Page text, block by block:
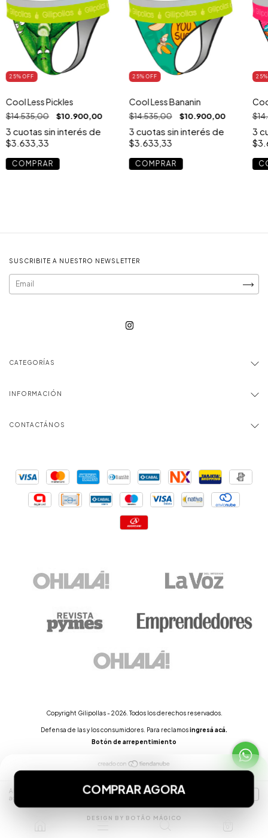
Al navegar por este sitio aceptás el uso de cookiespara
agilizar tu experiencia de compra.
25% OFF
Cool Less Pickles
$14.535,00 $10.900,00
3 cuotas sin interés de
$3.633,33
COMPRAR
25% OFF
Cool Less Bananin
$14.535,00 $10.900,00
3 cuotas sin interés de
$3.633,33
COMPRAR
25
3
SUSCRIBITE A NUESTRO NEWSLETTER
CATEGORÍAS
INFORMACIÓN
CONTACTÁNOS
Copyright Gilipollas - 2026. Todos los derechos reservados.
Defensa de las y los consumidores. Para reclamosingresá acá.
Botón de arrepentimiento